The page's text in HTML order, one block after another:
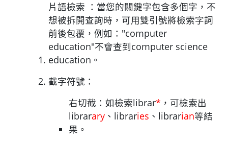
片語檢索 ：當您的關鍵字包含多個字，不
想被拆開查詢時，可用雙引號將檢索字詞
前後包覆，例如："computer
education"不會查到computer science
education。
截字符號：
右切截：如檢索librar* ，可檢索出
librarary 、libraries 、librarian等結
果。